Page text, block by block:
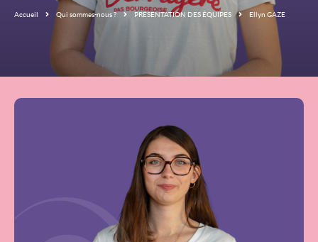
Accueil Qui sommes-nous ? PRÉSENTATION DES ÉQUIPES Ellyn GAZE